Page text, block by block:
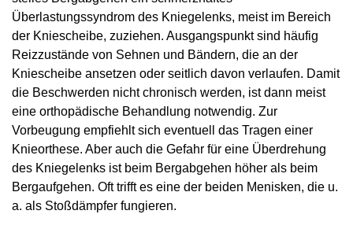
Überlastungssyndrom des Kniegelenks, meist im Bereich
der Kniescheibe, zuziehen. Ausgangspunkt sind häufig
Reizzustände von Sehnen und Bändern, die an der
Kniescheibe ansetzen oder seitlich davon verlaufen. Damit
die Beschwerden nicht chronisch werden, ist dann meist
eine orthopädische Behandlung notwendig. Zur
Vorbeugung empfiehlt sich eventuell das Tragen einer
Knieorthese. Aber auch die Gefahr für eine Überdrehung
des Kniegelenks ist beim Bergabgehen höher als beim
Bergaufgehen. Oft trifft es eine der beiden Menisken, die u.
a. als Stoßdämpfer fungieren.